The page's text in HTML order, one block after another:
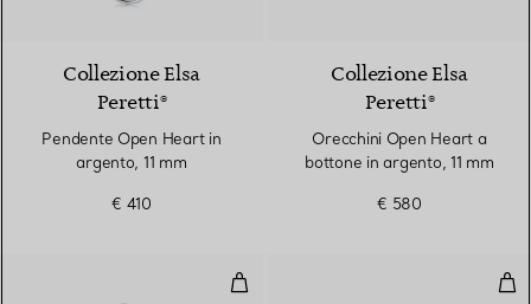
Collezione Elsa
Peretti®
Pendente Open Heart in
argento, 11 mm
€ 410
Collezione Elsa
Peretti®
Orecchini Open Heart a
bottone in argento, 11 mm
€ 580
Bracciale di perle Heart Olive